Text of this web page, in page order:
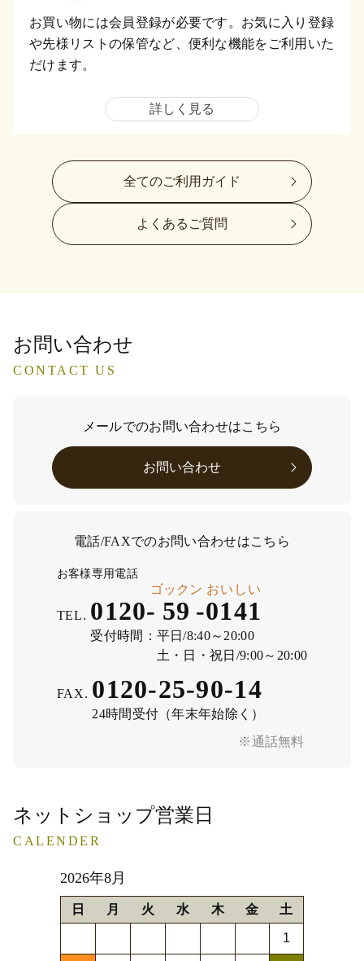
お買い物には会員登録が必要です。お気に入り登録
や先様リストの保管など、便利な機能をご利用いた
だけます。
詳しく見る
全てのご利用ガイド
よくあるご質問
お問い合わせ
CONTACT US
メールでのお問い合わせはこちら
お問い合わせ
電話/FAXでのお問い合わせはこちら
※通話無料
お客様専用電話
TEL. 0120- 59
ゴックン
-0141
おいしい
受付時間： 平日/8:40～20:00
土・日・祝日/9:00～20:00
FAX. 0120-25-90-14
24時間受付（年末年始除く）
ネットショップ営業日
CALENDER
2026年8月
日 月 火 水 木 金 土
1